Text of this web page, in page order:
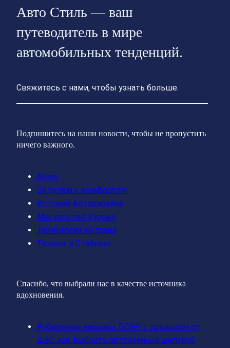
Авто Стиль — ваш
путеводитель в мире
автомобильных тенденций.
Свяжитесь с нами, чтобы узнать больше.
Подпишитесь на наши новости, чтобы не пропустить
ничего важного.
News
За рулем с комфортом
История Автодизайна
Мастерство Кузова
Технологии на грани
Тюнинг и Стайлинг
Спасибо, что выбрали нас в качестве источника
вдохновения.
Рубильные машины БОБР с приводом от
ДВС: как выбрать автономный щепоруб